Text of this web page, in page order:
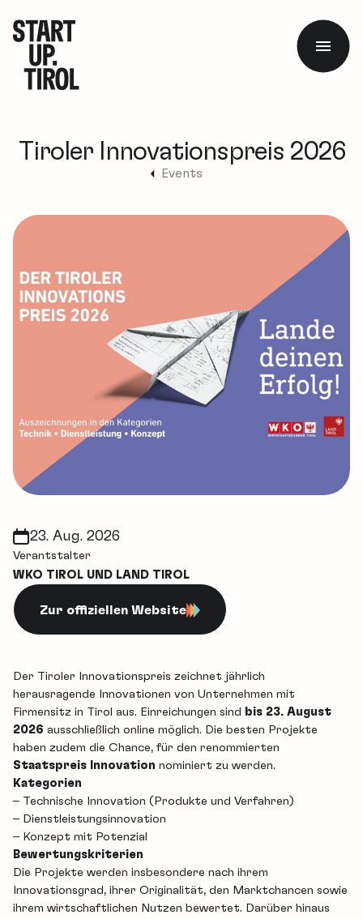
Tiroler Innovationspreis 2026
Events
Der Tiroler Innovationspreis zeichnet jährlich
herausragende Innovationen von Unternehmen mit
Firmensitz in Tirol aus. Einreichungen sind bis 23. August
2026 ausschließlich online möglich. Die besten Projekte
haben zudem die Chance, für den renommierten
Staatspreis Innovation nominiert zu werden.
Kategorien
– Technische Innovation (Produkte und Verfahren)
– Dienstleistungsinnovation
– Konzept mit Potenzial
Bewertungskriterien
Die Projekte werden insbesondere nach ihrem
Innovationsgrad, ihrer Originalität, den Marktchancen sowie
ihrem wirtschaftlichen Nutzen bewertet. Darüber hinaus
Zur offiziellen Website
23. Aug. 2026
Verantstalter
WKO TIROL UND LAND TIROL